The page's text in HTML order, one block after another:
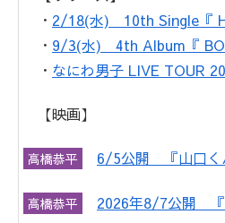
・ 2/18(水) 10th Single『
・ 9/3(水) 4th Album『
・ なにわ男子 LIVE TOUR
【映画】
高橋恭平 6/5公開 『山口く
高橋恭平 2026年8/7公開 『